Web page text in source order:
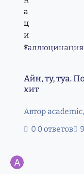
Галлюцинация
Айн, ту, туа.
хит
Автор academic,
0 ответов